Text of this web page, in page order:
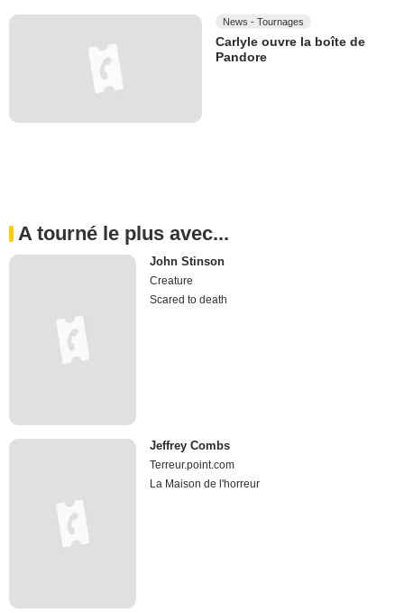
News - Tournages
Carlyle ouvre la boîte de
Pandore
A tourné le plus avec...
John Stinson
Creature
Scared to death
Jeffrey Combs
Terreur.point.com
La Maison de l'horreur